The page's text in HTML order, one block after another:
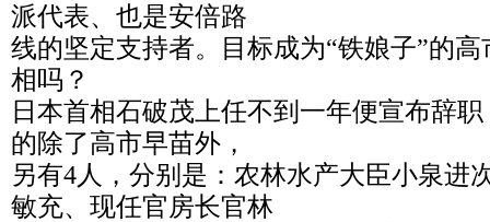
派代表、也是安倍路
线的坚定支持者。目标成为“铁娘子”的
相吗？
日本首相石破茂上任不到一年便宣布辞
的除了高市早苗外，
另有4人，分别是：农林水产大臣小泉进
敏充、现任官房长官林